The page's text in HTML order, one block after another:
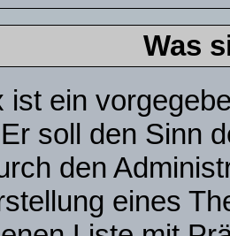
Was
ist ein
soll den Sinn
den
eines